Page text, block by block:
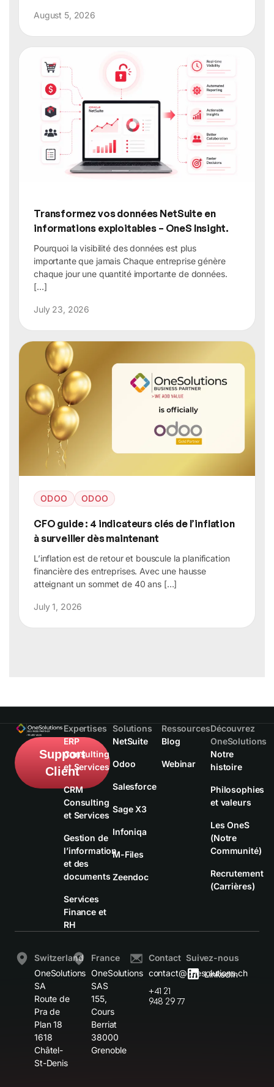
August 5, 2026
Transformez vos données NetSuite en
informations exploitables – OneS Insight.
Pourquoi la visibilité des données est plus
importante que jamais Chaque entreprise génère
chaque jour une quantité importante de données.
[…]
July 23, 2026
ODOO ODOO
CFO guide : 4 indicateurs clés de l’inflation
à surveiller dès maintenant
L’inflation est de retour et bouscule la planification
financière des entreprises. Avec une hausse
atteignant un sommet de 40 ans […]
July 1, 2026
Support
Client
Expertises
ERP
Consulting
et Services
CRM
Consulting
et Services
Gestion de
l’information
et des
documents
Services
Finance et
RH
Solutions
NetSuite
Odoo
Salesforce
Sage X3
Infoniqa
M-Files
Zeendoc
Ressources
Blog
Webinar
Découvrez
OneSolutions
Notre
histoire
Philosophies
et valeurs
Les OneS
(Notre
Communité)
Recrutement
(Carrières)
Switzerland
OneSolutions
SA
Route de
Pra de
Plan 18
1618
Châtel-
St-Denis
France
OneSolutions
SAS
155,
Cours
Berriat
38000
Grenoble
Contact
contact@onesolutions.ch
+41 21
948 29 77
Suivez-nous
LinkedIn